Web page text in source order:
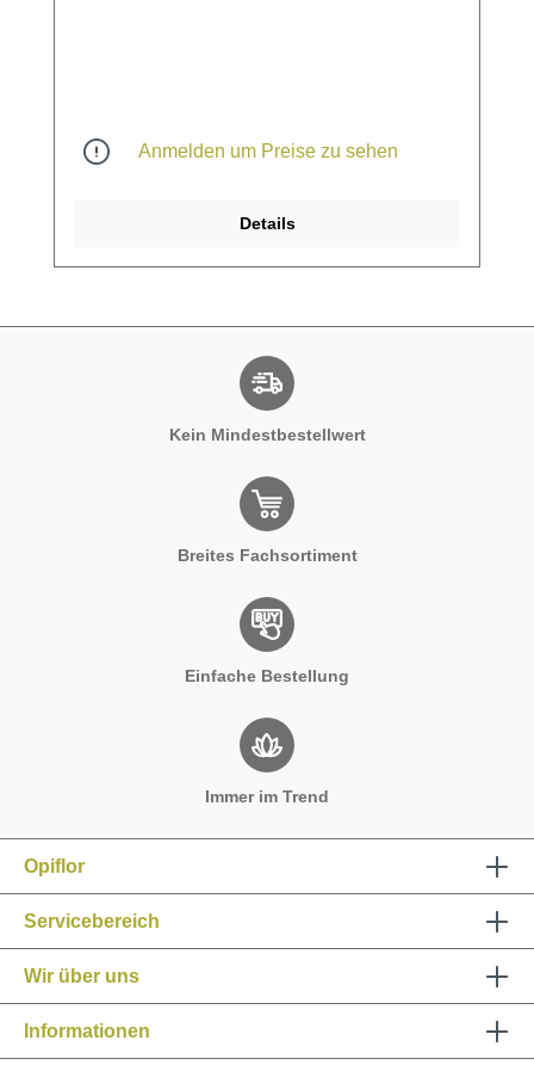
Anmelden um Preise zu sehen
Details
Kein Mindestbestellwert
Breites Fachsortiment
Einfache Bestellung
Immer im Trend
Opiflor
Servicebereich
Wir über uns
Informationen